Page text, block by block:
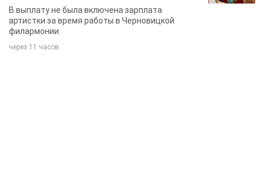
певица
В выплату не была включена зарплата
артистки за время работы в Черновицкой
филармонии
через 11 часов